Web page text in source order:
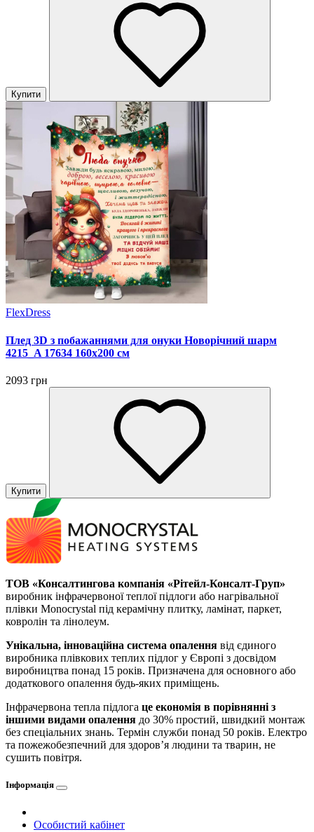
Купити
FlexDress
Плед 3D з побажаннями для онуки Новорічний шарм
4215_A 17634 160х200 см
2093 грн
Купити
ТОВ «Консалтингова компанія «Рітейл-Консалт-Груп»
виробник інфрачервоної теплої підлоги або нагрівальної
плівки Monocrystal під керамічну плитку, ламінат, паркет,
ковролін та лінолеум.
Унікальна, інноваційна система опалення від єдиного
виробника плівкових теплих підлог у Європі з досвідом
виробництва понад 15 років. Призначена для основного або
додаткового опалення будь-яких приміщень.
Інфрачервона тепла підлога це економія в порівнянні з
іншими видами опалення до 30% простий, швидкий монтаж
без спеціальних знань. Термін служби понад 50 років. Електро
та пожежобезпечний для здоров’я людини та тварин, не
сушить повітря.
Інформація
Особистий кабінет